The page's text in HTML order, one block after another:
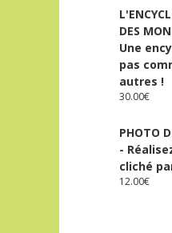
DES
Une
pas
autres !
30.00€
PHOTO
-
cliché
12.00€